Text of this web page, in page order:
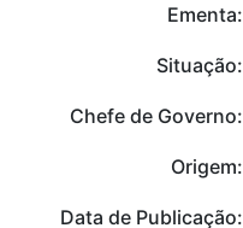
Ementa:
Situação:
Chefe de Governo:
Origem:
Data de Publicação: